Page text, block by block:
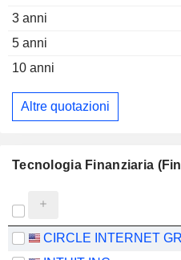
3 anni
5 anni
10 anni
Altre quotazioni
Tecnologia Finanziaria